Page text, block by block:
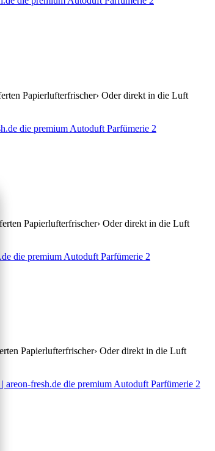
Papierlufterfrischer› Oder direkt in die Luft
Papierlufterfrischer› Oder direkt in die Luft
Papierlufterfrischer› Oder direkt in die Luft